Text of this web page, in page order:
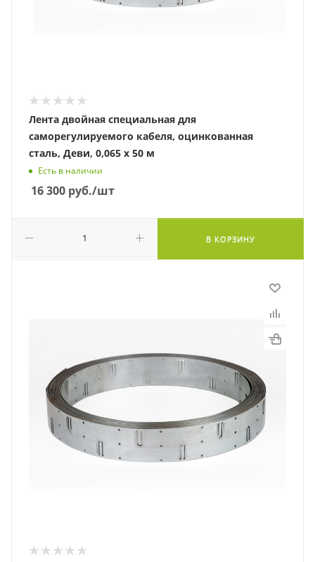
Лента двойная специальная для
саморегулируемого кабеля, оцинкованная
сталь, Деви, 0,065 х 50 м
Есть в наличии
16 300 руб./шт
В КОРЗИНУ